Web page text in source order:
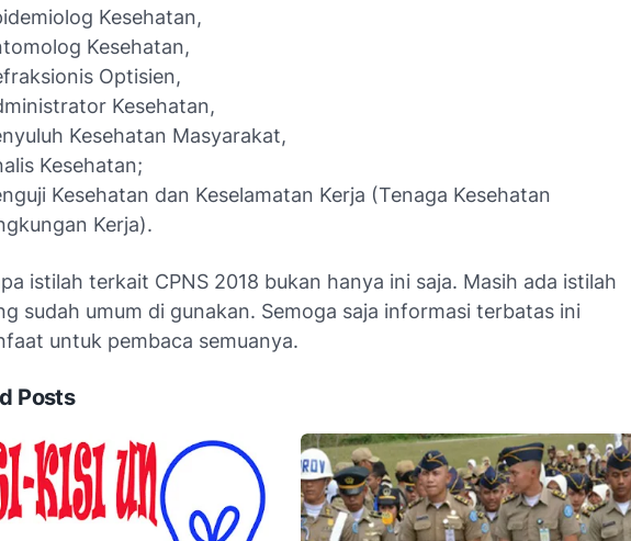
Kesehatan,
Kesehatan,
Optisien,
Kesehatan,
Kesehatan Masyarakat,
Kesehatan;
Kesehatan dan Keselamatan Kerja (Tenaga Kesehatan
Kerja).
istilah terkait CPNS 2018 bukan hanya ini saja. Masih ada istilah
sudah umum di gunakan. Semoga saja informasi terbatas ini
untuk pembaca semuanya.
Posts